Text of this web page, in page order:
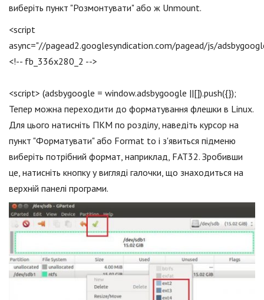
виберіть пункт "Розмонтувати" або ж Unmount.
<script
async="//pagead2.googlesyndication.com/pagead/js/
<!-- fb_336x280_2 -->
<script> (adsbygoogle = window.adsbygoogle ||[]).push({});
Тепер можна переходити до форматування флешки в Linux.
Для цього натисніть ПКМ по розділу, наведіть курсор на
пункт "Форматувати" або Format to і з'явиться підменю
виберіть потрібний формат, наприклад, FAT32. Зробивши
це, натисніть кнопку у вигляді галочки, що знаходиться на
верхній панелі програми.